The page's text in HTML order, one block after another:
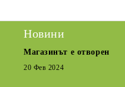
Новини
Магазинът е отворен
20 Фев 2024